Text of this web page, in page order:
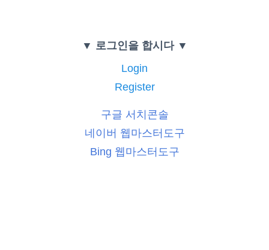
▼ 로그인을 합시다 ▼
Login
Register
구글 서치콘솔
네이버 웹마스터도구
Bing 웹마스터도구